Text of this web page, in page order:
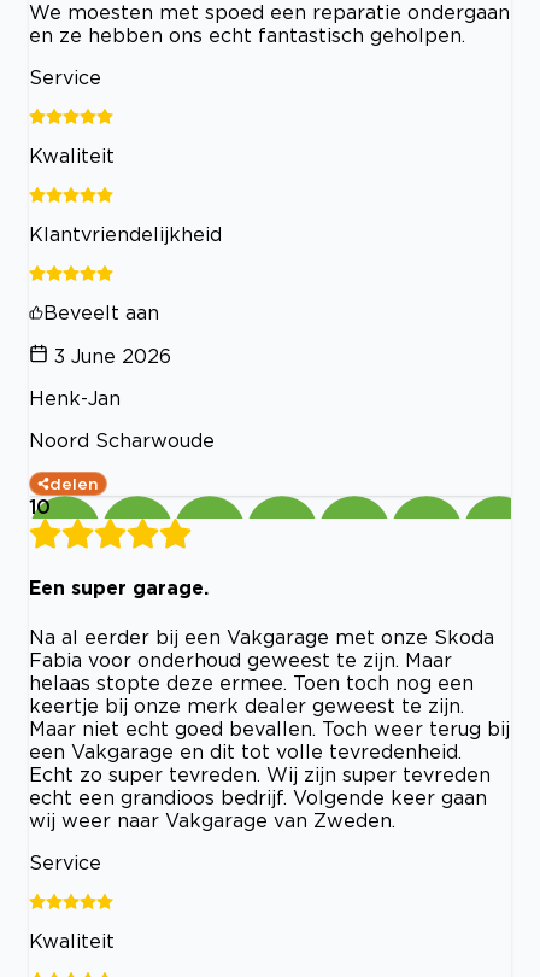
We moesten met spoed een reparatie ondergaan
en ze hebben ons echt fantastisch geholpen.
Service
Kwaliteit
Klantvriendelijkheid
Beveelt aan
3 June 2026
Henk-Jan
Noord Scharwoude
delen
10
Een super garage.
Na al eerder bij een Vakgarage met onze Skoda
Fabia voor onderhoud geweest te zijn. Maar
helaas stopte deze ermee. Toen toch nog een
keertje bij onze merk dealer geweest te zijn.
Maar niet echt goed bevallen. Toch weer terug bij
een Vakgarage en dit tot volle tevredenheid.
Echt zo super tevreden. Wij zijn super tevreden
echt een grandioos bedrijf. Volgende keer gaan
wij weer naar Vakgarage van Zweden.
Service
Kwaliteit